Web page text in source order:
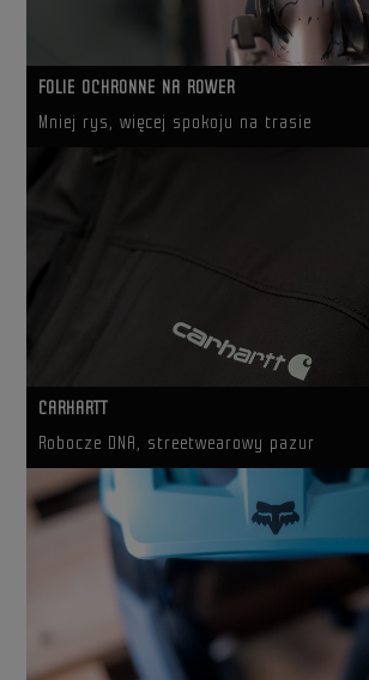
FOLIE OCHRONNE NA ROWER
Mniej rys, więcej spokoju na trasie
CARHARTT
Robocze DNA, streetwearowy pazur